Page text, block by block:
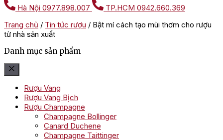
Hà Nội 0977.898.007 TP.HCM 0942.660.369
Trang chủ / Tin tức rượu / Bật mí cách tạo mùi thơm cho rượu
từ nhà sản xuất
Danh mục sản phẩm
Rượu Vang
Rượu Vang Bịch
Rượu Champagne
Champagne Bollinger
Canard Duchene
Champagne Taittinger